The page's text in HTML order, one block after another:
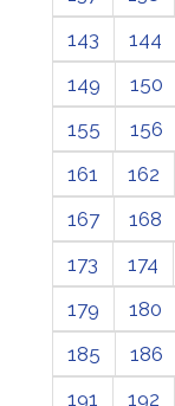
143
144
149
150
155
156
161
162
167
168
173
174
179
180
185
186
191
192